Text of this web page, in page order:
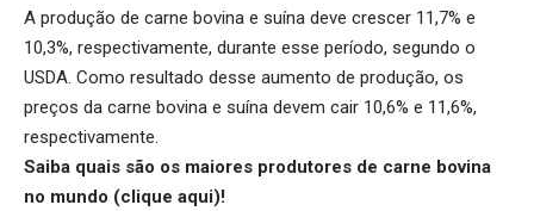
A produção de carne bovina e suína deve crescer 11,7% e
10,3%, respectivamente, durante esse período, segundo o
USDA. Como resultado desse aumento de produção, os
preços da carne bovina e suína devem cair 10,6% e 11,6%,
respectivamente.
Saiba quais são os maiores produtores de carne bovina
no mundo (clique aqui)!